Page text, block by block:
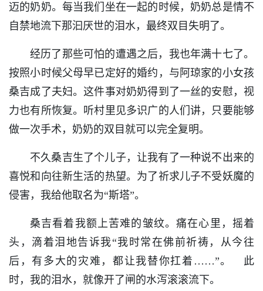
迈的奶奶。每当我们坐在一起的时候，奶奶总是情不
自禁地流下那汩厌世的泪水，最终双目失明了。
经历了那些可怕的遭遇之后，我也年满十七了。
按照小时候父母早已定好的婚约，与阿琼家的小女孩
桑吉成了夫妇。这件事对奶奶得到了一丝的安慰，视
力也有所恢复。听村里见多识广的人们讲，只要能够
做一次手术，奶奶的双目就可以完全复明。
不久桑吉生了个儿子，让我有了一种说不出来的
喜悦和向往新生活的热望。为了祈求儿子不受妖魔的
侵害，我给他取名为“斯塔”。
桑吉看着我额上苦难的皱纹。痛在心里，摇着
头，滴着泪地告诉我“我时常在佛前祈祷，从今往
后，有多大的灾难，都让我替你扛着……”。 此
时，我的泪水，就像开了闸的水泻滚滚流下。